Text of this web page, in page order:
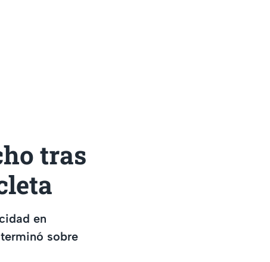
tras
en
sobre